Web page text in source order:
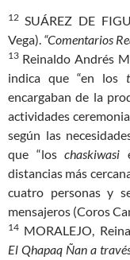
12 SUÁREZ DE
Vega). “Comentarios
13 Reinaldo Andrés
indica que “en los
encargaban de la
actividades
según las
que “los chaskiwasi
distancias más
cuatro personas y
mensajeros (Coros
14 MORALEJO,
El Qhapaq Ñan a